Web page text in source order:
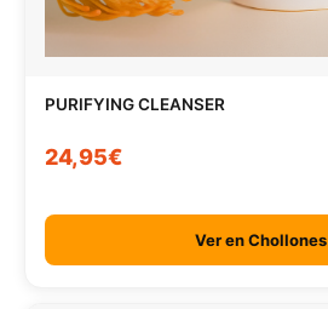
PURIFYING CLEANSER
24,95€
Ver en Chollones